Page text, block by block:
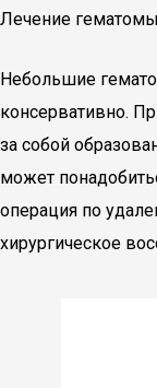
Лечение
Небольшие
консервативно.
за собой
может
операция по
хирургическое